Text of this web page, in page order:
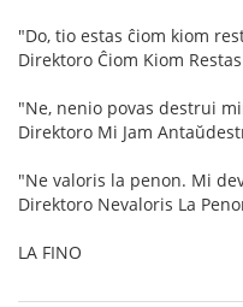
"Do, tio estas ĉiom kiom
Direktoro Ĉiom Kiom
"Ne, nenio povas destrui
Direktoro Mi Jam
"Ne valoris la penon. Mi
Direktoro Nevaloris La
LA FINO